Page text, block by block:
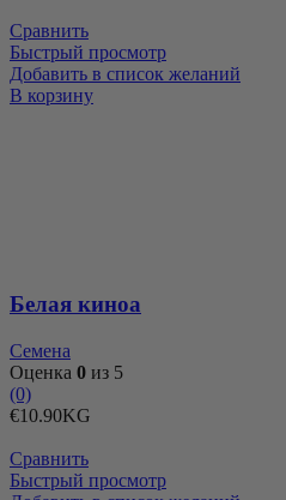
Сравнить
Быстрый просмотр
Добавить в список желаний
Количество
В корзину
Белая киноа
Семена
Оценка 0 из 5
(0)
€10.90KG
Сравнить
Быстрый просмотр